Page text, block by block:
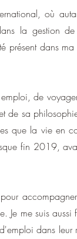
où
la gestion
présent dans
de
de sa
que la vie en
fin 2019,
accompagner
Je me suis
dans leur